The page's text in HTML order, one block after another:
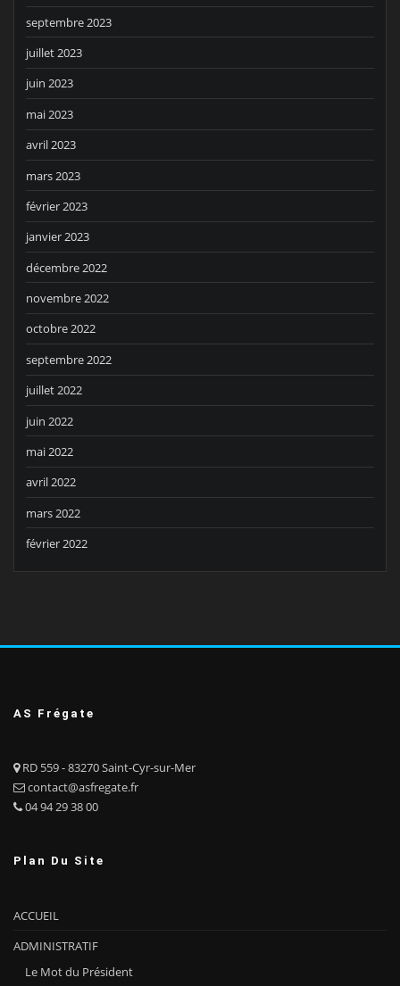
septembre 2023
juillet 2023
juin 2023
mai 2023
avril 2023
mars 2023
février 2023
janvier 2023
décembre 2022
novembre 2022
octobre 2022
septembre 2022
juillet 2022
juin 2022
mai 2022
avril 2022
mars 2022
février 2022
AS Frégate
RD 559 - 83270 Saint-Cyr-sur-Mer
contact@asfregate.fr
04 94 29 38 00
Plan Du Site
ACCUEIL
ADMINISTRATIF
Le Mot du Président